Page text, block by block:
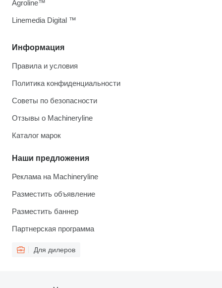
Информация
Правила и условия
Политика конфиденциальности
Советы по безопасности
Отзывы о Machineryline
Каталог марок
Наши предложения
Реклама на Machineryline
Разместить объявление
Разместить баннер
Партнерская программа
Для дилеров
Agroline™
Linemedia Digital ™